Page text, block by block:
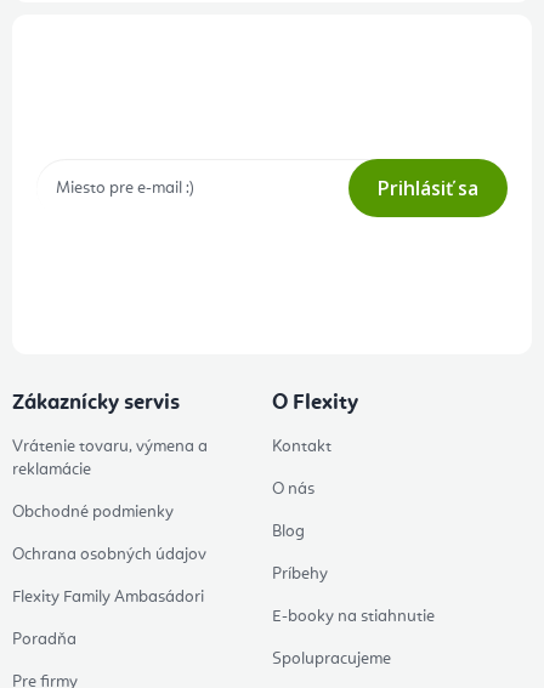
Prihlásiť sa
Zákaznícky servis
Vrátenie tovaru, výmena a
reklamácie
Obchodné podmienky
Ochrana osobných údajov
Flexity Family Ambasádori
Poradňa
Pre firmy
O Flexity
Kontakt
O nás
Blog
Príbehy
E-booky na stiahnutie
Spolupracujeme